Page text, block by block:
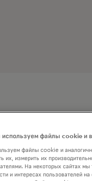
файлы cookie и
файлы cookie и
их, измерить их
На некоторых сайтах
и интересах пользователей